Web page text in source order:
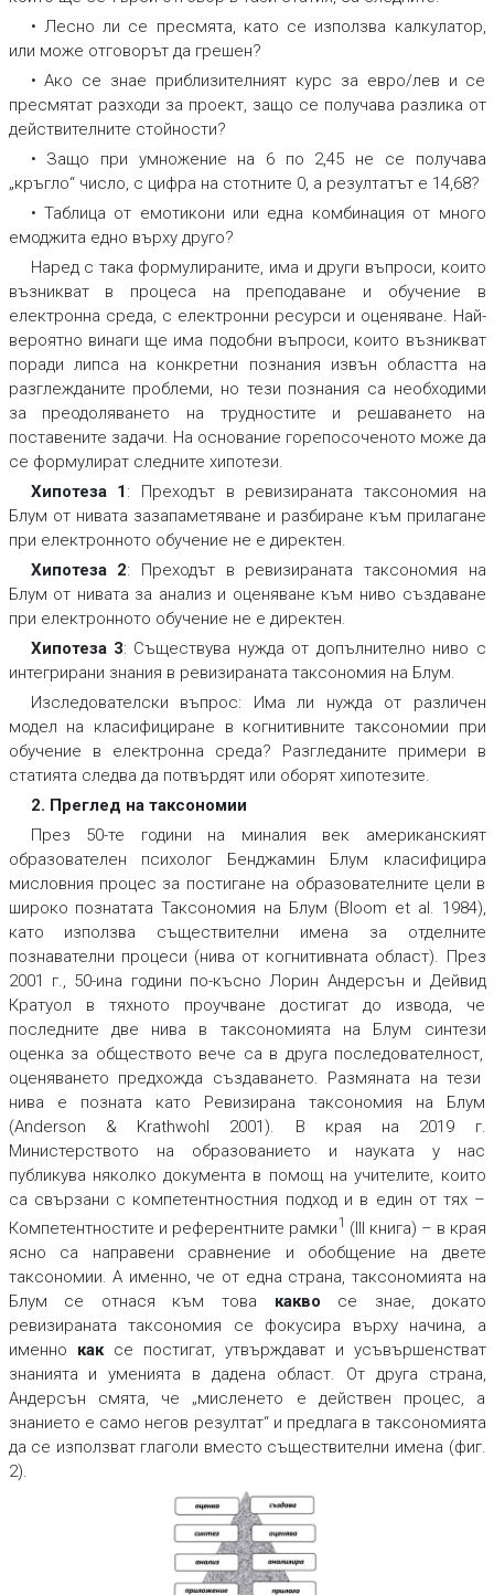
• Лесно ли се пресмята, като се използва калкулатор,
или може отговорът да грешен?
• Ако се знае приблизителният курс за евро/лев и се
пресмятат разходи за проект, защо се получава разлика от
действителните стойности?
• Защо при умножение на 6 по 2,45 не се получава
„кръгло“ число, с цифра на стотните 0, а резултатът е 14,68?
• Таблица от емотикони или една комбинация от много
емоджита едно върху друго?
Наред с така формулираните, има и други въпроси, които
възникват в процеса на преподаване и обучение в
електронна среда, с електронни ресурси и оценяване. Най-
вероятно винаги ще има подобни въпроси, които възникват
поради липса на конкретни познания извън областта на
разглежданите проблеми, но тези познания са необходими
за преодоляването на трудностите и решаването на
поставените задачи. На основание горепосоченото може да
се формулират следните хипотези.
Хипотеза 1: Преходът в ревизираната таксономия на
Блум от нивата зазапаметяване и разбиране към прилагане
при електронното обучение не е директен.
Хипотеза 2: Преходът в ревизираната таксономия на
Блум от нивата за анализ и оценяване към ниво създаване
при електронното обучение не е директен.
Хипотеза 3: Съществува нужда от допълнително ниво с
интегрирани знания в ревизираната таксономия на Блум.
Изследователски въпрос: Има ли нужда от различен
модел на класифициране в когнитивните таксономии при
обучение в електронна среда? Разгледаните примери в
статията следва да потвърдят или оборят хипотезите.
2. Преглед на таксономии
През 50-те години на миналия век американският
образователен психолог Бенджамин Блум класифицира
мисловния процес за постигане на образователните цели в
широко познатата Таксономия на Блум (Bloom et al. 1984),
като използва съществителни имена за отделните
познавателни процеси (нива от когнитивната област). През
2001 г., 50-ина години по-късно Лорин Андерсън и Дейвид
Кратуол в тяхното проучване достигат до извода, че
последните две нива в таксономията на Блум синтези
оценка за обществото вече са в друга последователност,
оценяването предхожда създаването. Размяната на тези
нива е позната като Ревизирана таксономия на Блум
(Anderson & Krathwohl 2001). В края на 2019 г.
Министерството на образованието и науката у нас
публикува няколко документа в помощ на учителите, които
са свързани с компетентностния подход и в един от тях –
Компетентностите и референтните рамки1 (III книга) – в края
ясно са направени сравнение и обобщение на двете
таксономии. А именно, че от една страна, таксономията на
Блум се отнася към това какво се знае, докато
ревизираната таксономия се фокусира върху начина, а
именно каксе постигат, утвърждават и усъвършенстват
знанията и уменията в дадена област. От друга страна,
Андерсън смята, че „мисленето е действен процес, а
знанието е само негов резултат“ и предлага в таксономията
да се използват глаголи вместо съществителни имена (фиг.
2).